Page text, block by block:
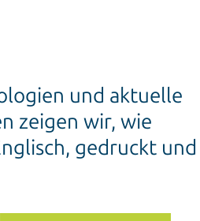
und aktuelle
zeigen wir, wie
gedruckt und